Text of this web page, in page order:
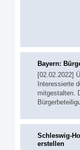
Bayern:
[02.02.2022]
Interessierte
mitgestalten.
Schleswig-
erstellen